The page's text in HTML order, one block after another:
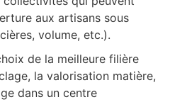
aux artisans sous
volume, etc.).
de la meilleure filière
la valorisation matière,
dans un centre